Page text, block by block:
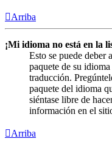
Arriba
¡Mi idioma no está en la
Esto se puede deber
paquete de su
traducción.
paquete del idioma
siéntase libre de
información en el
Arriba